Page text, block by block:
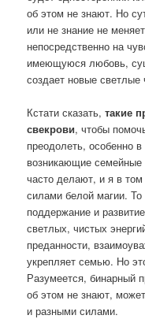
об этом не знают. Но
или не знание не
непосредственно на
имеющуюся любовь,
создает новые светлые
Кстати сказать,такие
свекрови, чтобы
преодолеть, особенно
возникающие
часто делают, и я в
силами белой магии. То
поддержание и
светлых, чистых
преданности,
укрепляет семью. Но
Разумеется, бинарный
об этом не знают,
и разными силами.